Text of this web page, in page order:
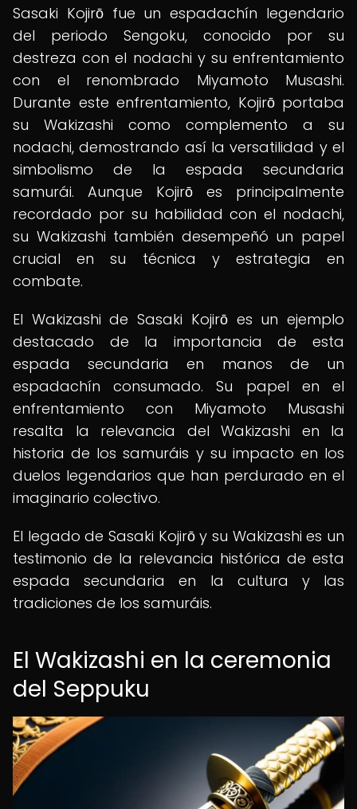
Sasaki Kojirō fue un espadachín legendario
del periodo Sengoku, conocido por su
destreza con el nodachi y su enfrentamiento
con el renombrado Miyamoto Musashi.
Durante este enfrentamiento, Kojirō portaba
su Wakizashi como complemento a su
nodachi, demostrando así la versatilidad y el
simbolismo de la espada secundaria
samurái. Aunque Kojirō es principalmente
recordado por su habilidad con el nodachi,
su Wakizashi también desempeñó un papel
crucial en su técnica y estrategia en
combate.
El Wakizashi de Sasaki Kojirō es un ejemplo
destacado de la importancia de esta
espada secundaria en manos de un
espadachín consumado. Su papel en el
enfrentamiento con Miyamoto Musashi
resalta la relevancia del Wakizashi en la
historia de los samuráis y su impacto en los
duelos legendarios que han perdurado en el
imaginario colectivo.
El legado de Sasaki Kojirō y su Wakizashi es un
testimonio de la relevancia histórica de esta
espada secundaria en la cultura y las
tradiciones de los samuráis.
El Wakizashi en la ceremonia
del Seppuku